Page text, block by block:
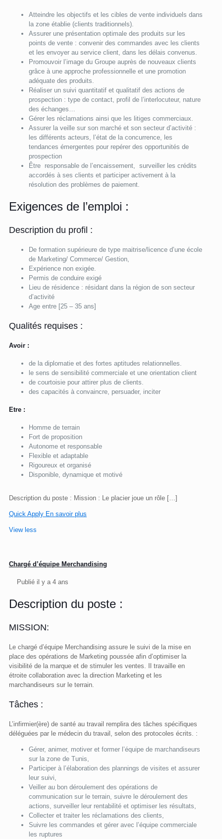
Atteindre les objectifs et les cibles de vente individuels dans
la zone établie (clients traditionnels).
Assurer une présentation optimale des produits sur les
points de vente : convenir des commandes avec les clients
et les envoyer au service client, dans les délais convenus.
Promouvoir l’image du Groupe auprès de nouveaux clients
grâce à une approche professionnelle et une promotion
adéquate des produits.
Réaliser un suivi quantitatif et qualitatif des actions de
prospection : type de contact, profil de l’interlocuteur, nature
des échanges…
Gérer les réclamations ainsi que les litiges commerciaux.
Assurer la veille sur son marché et son secteur d’activité :
les différents acteurs, l’état de la concurrence, les
tendances émergentes pour repérer des opportunités de
prospection
Être responsable de l’encaissement, surveiller les crédits
accordés à ses clients et participer activement à la
résolution des problèmes de paiement.
Exigences de l’emploi :
Description du profil :
De formation supérieure de type maitrise/licence d’une école
de Marketing/ Commerce/ Gestion,
Expérience non exigée.
Permis de conduire exigé
Lieu de résidence : résidant dans la région de son secteur
d’activité
Age entre [25 – 35 ans]
Qualités requises :
Avoir :
de la diplomatie et des fortes aptitudes relationnelles.
le sens de sensibilité commerciale et une orientation client
de courtoisie pour attirer plus de clients.
des capacités à convaincre, persuader, inciter
Etre :
Homme de terrain
Fort de proposition
Autonome et responsable
Flexible et adaptable
Rigoureux et organisé
Disponible, dynamique et motivé
Description du poste : Mission : Le placier joue un rôle […]
Quick Apply En savoir plus
View less
Chargé d’équipe Merchandising
Publié il y a 4 ans
Description du poste :
MISSION:
Le chargé d’équipe Merchandising assure le suivi de la mise en
place des opérations de Marketing poussée afin d’optimiser la
visibilité de la marque et de stimuler les ventes. Il travaille en
étroite collaboration avec la direction Marketing et les
marchandiseurs sur le terrain.
Tâches :
L’infirmier(ère) de santé au travail remplira des tâches spécifiques
déléguées par le médecin du travail, selon des protocoles écrits. :
Gérer, animer, motiver et former l’équipe de marchandiseurs
sur la zone de Tunis,
Participer à l’élaboration des plannings de visites et assurer
leur suivi,
Veiller au bon déroulement des opérations de
communication sur le terrain, suivre le déroulement des
actions, surveiller leur rentabilité et optimiser les résultats,
Collecter et traiter les réclamations des clients,
Suivre les commandes et gérer avec l’équipe commerciale
les ruptures